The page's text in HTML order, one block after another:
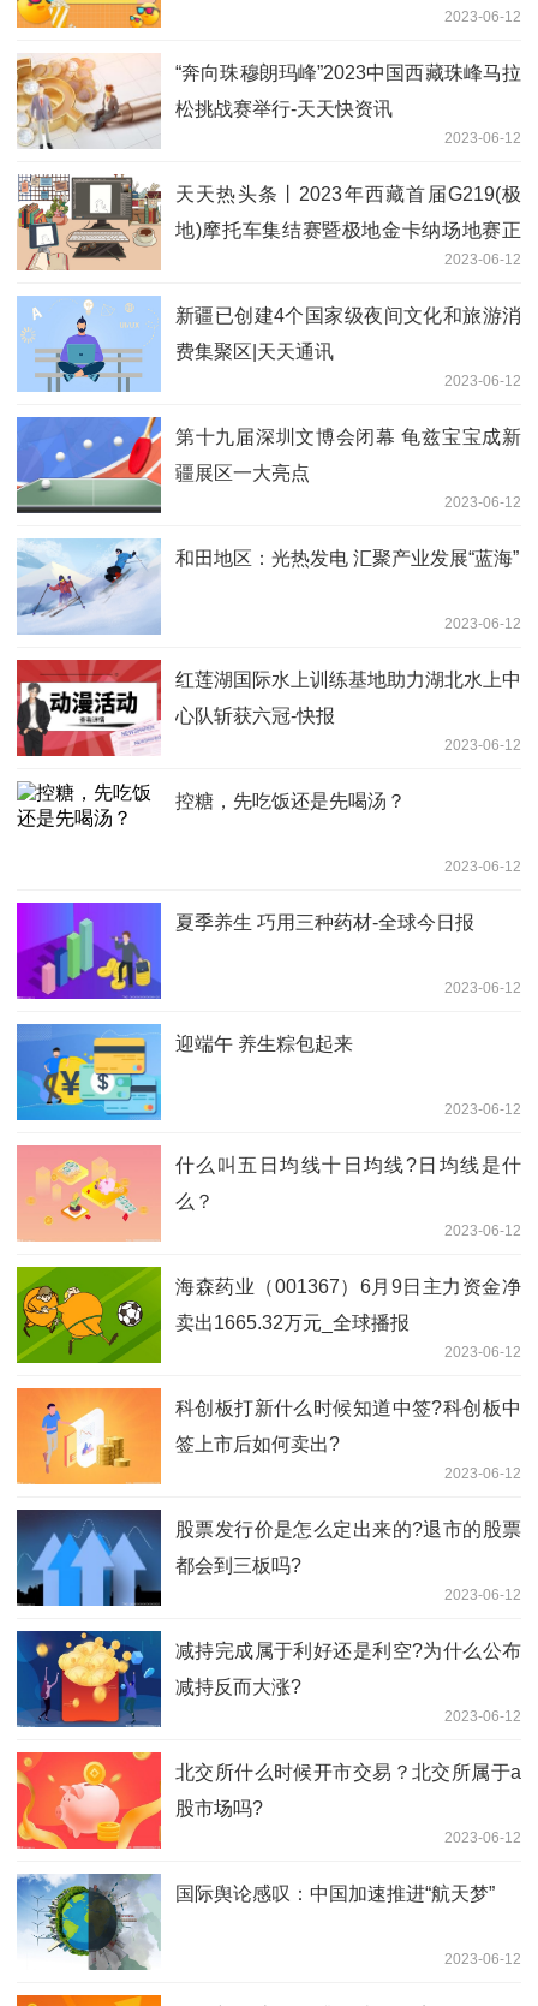
2023-06-12
“奔向珠穆朗玛峰”2023中国西藏珠峰马拉
松挑战赛举行-天天快资讯
2023-06-12
天天热头条丨2023年西藏首届G219(极
地)摩托车集结赛暨极地金卡纳场地赛正
2023-06-12
新疆已创建4个国家级夜间文化和旅游消
费集聚区|天天通讯
2023-06-12
第十九届深圳文博会闭幕 龟兹宝宝成新
疆展区一大亮点
2023-06-12
和田地区：光热发电 汇聚产业发展“蓝海”
2023-06-12
红莲湖国际水上训练基地助力湖北水上中
心队斩获六冠-快报
2023-06-12
控糖，先吃饭还是先喝汤？
2023-06-12
夏季养生 巧用三种药材-全球今日报
2023-06-12
迎端午 养生粽包起来
2023-06-12
什么叫五日均线十日均线?日均线是什
么？
2023-06-12
海森药业（001367）6月9日主力资金净
卖出1665.32万元_全球播报
2023-06-12
科创板打新什么时候知道中签?科创板中
签上市后如何卖出?
2023-06-12
股票发行价是怎么定出来的?退市的股票
都会到三板吗?
2023-06-12
减持完成属于利好还是利空?为什么公布
减持反而大涨?
2023-06-12
北交所什么时候开市交易？北交所属于a
股市场吗?
2023-06-12
国际舆论感叹：中国加速推进“航天梦”
2023-06-12